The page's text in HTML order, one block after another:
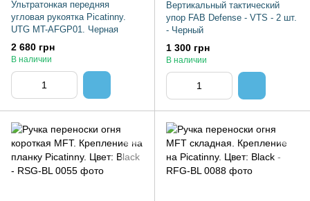
Ультратонкая передняя
угловая рукоятка Picatinny.
UTG MT-AFGP01. Черная
2 680 грн
В наличии
Вертикальный тактический
упор FAB Defense - VTS - 2 шт.
- Черный
1 300 грн
В наличии